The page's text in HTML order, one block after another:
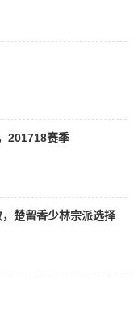
201718赛季
楚留香少林宗派选择